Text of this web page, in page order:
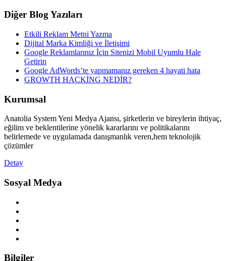
Diğer Blog Yazıları
Etkili Reklam Metni Yazma
Dijital Marka Kimliği ve İletişimi
Google Reklamlarınız İçin Sitenizi Mobil Uyumlu Hale
Getirin
Google AdWords’te yapmamanız gereken 4 hayati hata
GROWTH HACKİNG NEDİR?
Kurumsal
Anatolia System Yeni Medya Ajansı, şirketlerin ve bireylerin ihtiyaç,
eğilim ve beklentilerine yönelik kararlarını ve politikalarını
belirlemede ve uygulamada danışmanlık veren,hem teknolojik
çözümler
Detay
Sosyal Medya
Bilgiler